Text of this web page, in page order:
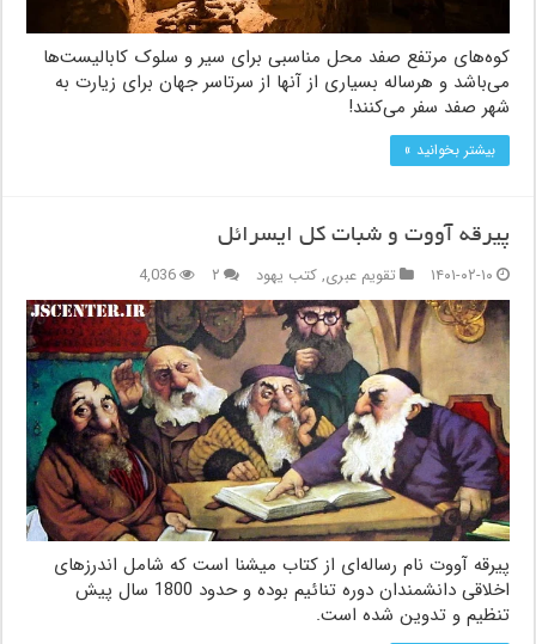
کوه‌های مرتفع صفد محل مناسبی برای سیر و سلوک کابالیست‌ها
می‌باشد و هرساله بسیاری از آنها از سرتاسر جهان برای زیارت به
شهر صفد سفر می‌کنند!
بیشتر بخوانید »
پیرقه آووت و شبات کل ایسرائل
۱۴۰۱-۰۲-۱۰
تقویم عبری,کتب یهود ۲ 4,036
پیرقه آووت نام رساله‌ای از کتاب میشنا است که شامل اندرزهای
اخلاقی دانشمندان دوره تنائیم بوده و حدود 1800 سال پیش
تنظیم و تدوین شده است.